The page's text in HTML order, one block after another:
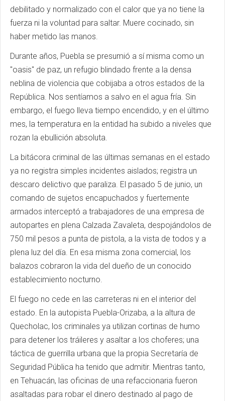
debilitado y normalizado con el calor que ya no tiene la
fuerza ni la voluntad para saltar. Muere cocinado, sin
haber metido las manos.
Durante años, Puebla se presumió a sí misma como un
"oasis" de paz, un refugio blindado frente a la densa
neblina de violencia que cobijaba a otros estados de la
República. Nos sentíamos a salvo en el agua fría. Sin
embargo, el fuego lleva tiempo encendido, y en el último
mes, la temperatura en la entidad ha subido a niveles que
rozan la ebullición absoluta.
La bitácora criminal de las últimas semanas en el estado
ya no registra simples incidentes aislados; registra un
descaro delictivo que paraliza. El pasado 5 de junio, un
comando de sujetos encapuchados y fuertemente
armados interceptó a trabajadores de una empresa de
autopartes en plena Calzada Zavaleta, despojándolos de
750 mil pesos a punta de pistola, a la vista de todos y a
plena luz del día. En esa misma zona comercial, los
balazos cobraron la vida del dueño de un conocido
establecimiento nocturno.
El fuego no cede en las carreteras ni en el interior del
estado. En la autopista Puebla-Orizaba, a la altura de
Quecholac, los criminales ya utilizan cortinas de humo
para detener los tráileres y asaltar a los choferes; una
táctica de guerrilla urbana que la propia Secretaría de
Seguridad Pública ha tenido que admitir. Mientras tanto,
en Tehuacán, las oficinas de una refaccionaria fueron
asaltadas para robar el dinero destinado al pago de